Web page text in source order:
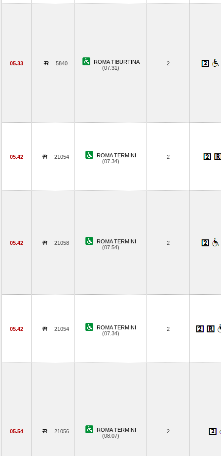
05.33 5840
ROMA TIBURTINA
(07.31)
2
05.42 21054
ROMA TERMINI
(07.34)
2
05.42 21058
ROMA TERMINI
(07.54)
2
05.42 21054
ROMA TERMINI
(07.34)
2
05.54 21056
ROMA TERMINI
(08.07)
2